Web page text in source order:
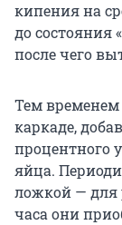
кипения на
до состояния
после чего
Тем
каркаде,
процентного
яйца.
ложкой — для
часа они